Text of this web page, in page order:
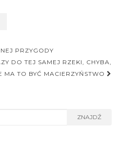
PRZYGODY
DO TEJ SAMEJ RZEKI, CHYBA,
MA TO BYĆ MACIERZYŃSTWO
ZNAJDŹ